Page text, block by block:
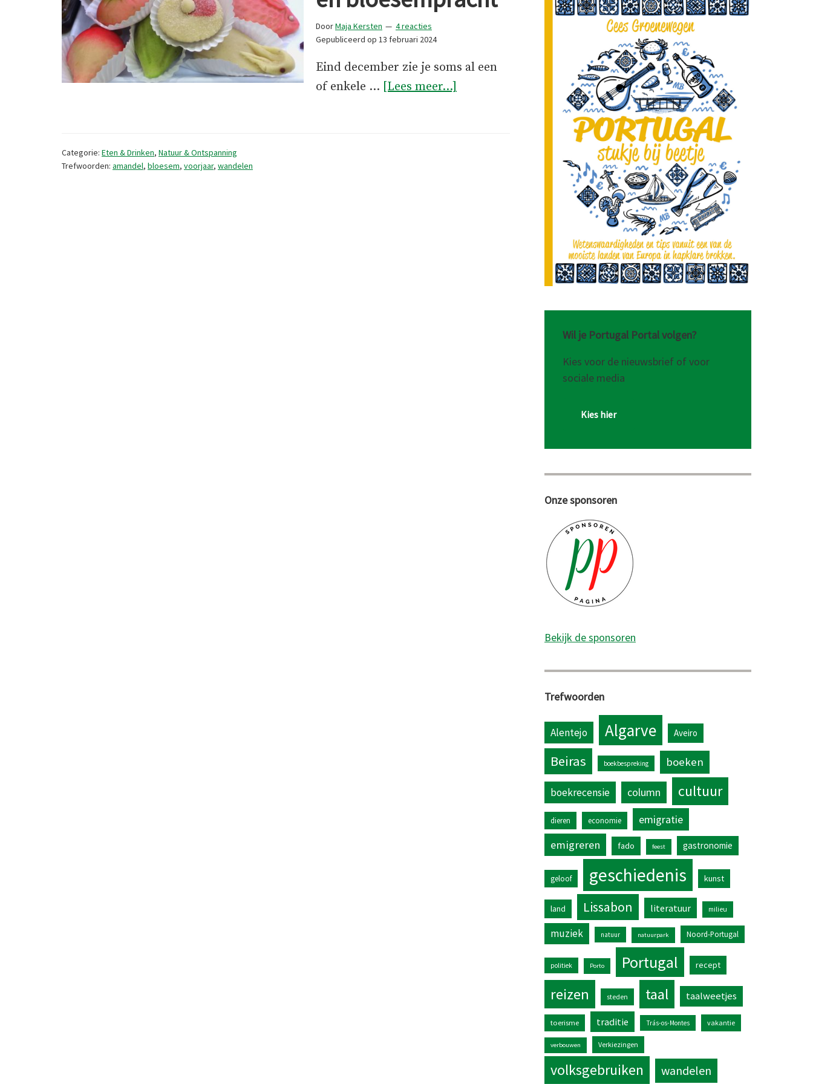
DoorMaja Kersten
4 reacties
Gepubliceerd op 13 februari 2024
Eind december zie je soms al een
of enkele … [Lees meer...]
Categorie: Eten & Drinken, Natuur & Ontspanning
Trefwoorden: amandel, bloesem, voorjaar, wandelen
Wil je Portugal Portal volgen?
Kies voor de nieuwsbrief of voor
sociale media
Kies hier
Onze sponsoren
Bekijk de sponsoren
Trefwoorden
Alentejo Algarve Aveiro
Beiras boekbespreking boeken
boekrecensie column cultuur
dieren economie
emigratie
emigreren
fado feest gastronomie
geloof geschiedenis kunst
land Lissabon literatuur milieu
muziek natuur natuurpark Noord-Portugal
politiek Porto Portugal recept
reizen steden taal taalweetjes
toerisme traditie Trás-os-Montes vakantie
verbouwen Verkiezingen
volksgebruiken wandelen